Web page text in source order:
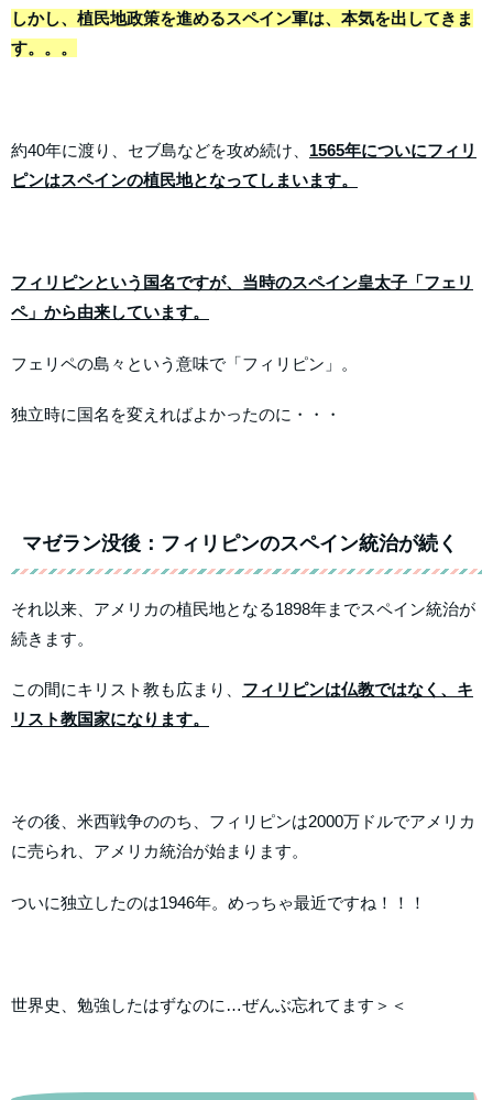
しかし、植民地政策を進めるスペイン軍は、本気を出してきま
す。。。
約40年に渡り、セブ島などを攻め続け、 1565年についにフィリ
ピンはスペインの植民地となってしまいます。
フィリピンという国名ですが、当時のスペイン皇太子「フェリ
ペ」から由来しています。
フェリペの島々という意味で「フィリピン」。
独立時に国名を変えればよかったのに・・・
マゼラン没後：フィリピンのスペイン統治が続く
それ以来、アメリカの植民地となる1898年までスペイン統治が
続きます。
この間にキリスト教も広まり、 フィリピンは仏教ではなく、キ
リスト教国家になります。
その後、米西戦争ののち、フィリピンは2000万ドルでアメリカ
に売られ、アメリカ統治が始まります。
ついに独立したのは1946年。めっちゃ最近ですね！！！
世界史、勉強したはずなのに…ぜんぶ忘れてます＞＜